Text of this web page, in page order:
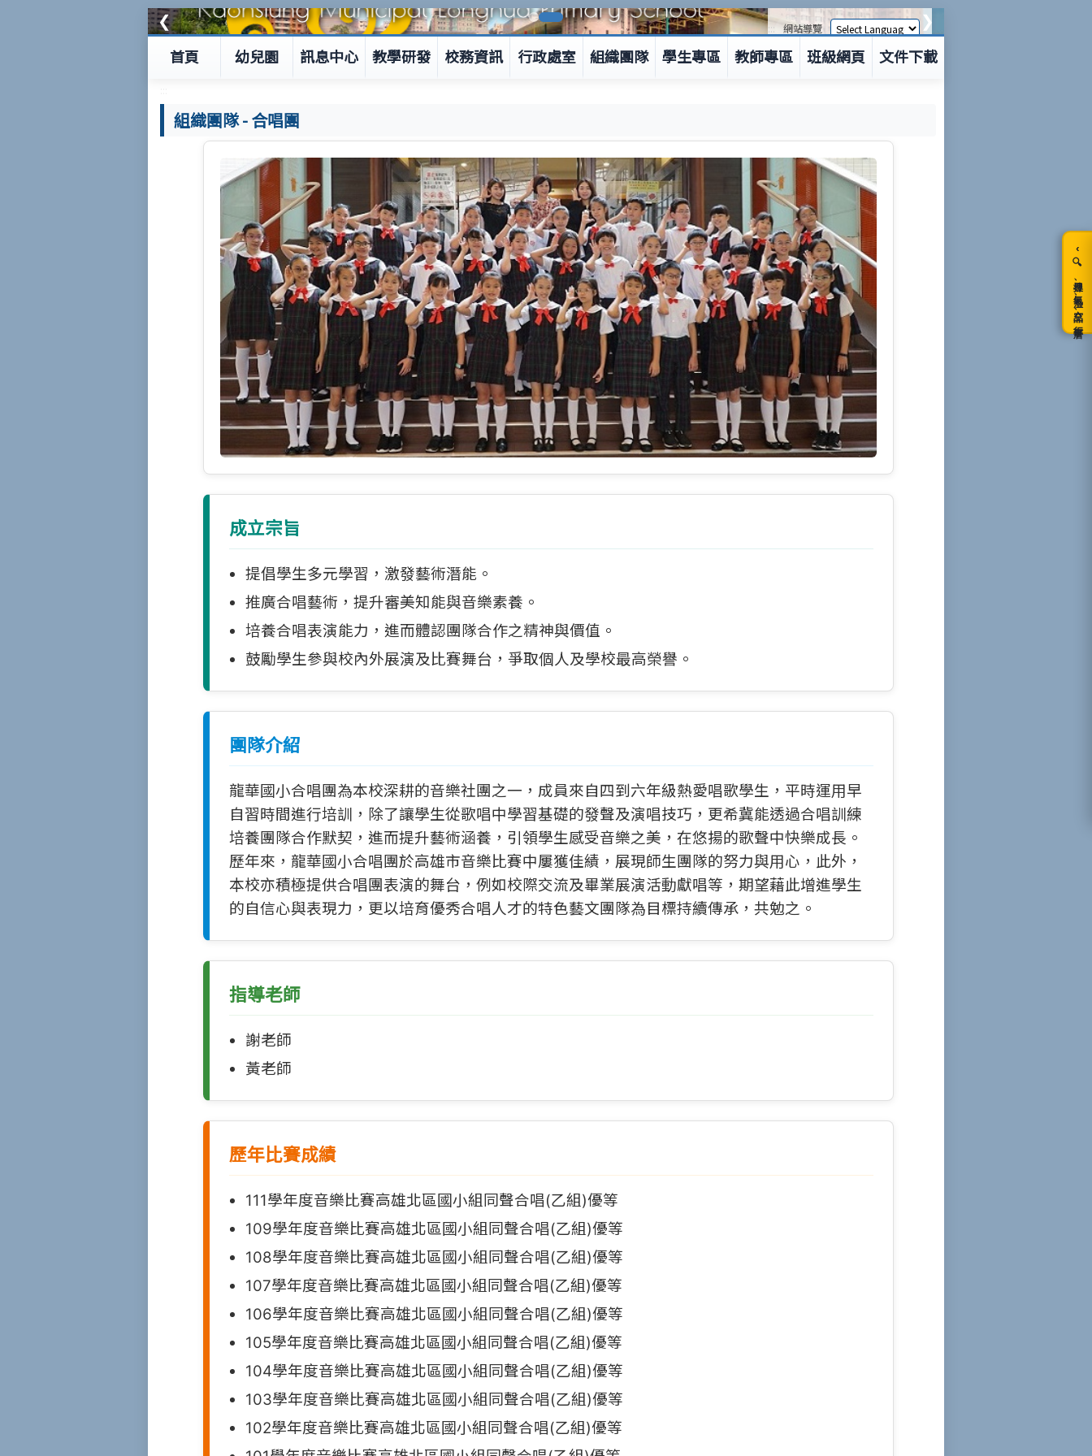
❮ ❯
::: 網站導覽
首頁 幼兒園 訊息中心 教學研發 校務資訊 行政處室 組織團隊 學生專區 教師專區 班級網頁 文件下載
組織團隊-合唱團
成立宗旨
提倡學生多元學習，激發藝術潛能。
推廣合唱藝術，提升審美知能與音樂素養。
培養合唱表演能力，進而體認團隊合作之精神與價值。
鼓勵學生參與校內外展演及比賽舞台，爭取個人及學校最高榮譽。
團隊介紹
龍華國小合唱團為本校深耕的音樂社團之一，成員來自四到六年級熱愛唱歌學生，平時運用早
自習時間進行培訓，除了讓學生從歌唱中學習基礎的發聲及演唱技巧，更希冀能透過合唱訓練
培養團隊合作默契，進而提升藝術涵養，引領學生感受音樂之美，在悠揚的歌聲中快樂成長。
歷年來，龍華國小合唱團於高雄市音樂比賽中屢獲佳績，展現師生團隊的努力與用心，此外，
本校亦積極提供合唱團表演的舞台，例如校際交流及畢業展演活動獻唱等，期望藉此增進學生
的自信心與表現力，更以培育優秀合唱人才的特色藝文團隊為目標持續傳承，共勉之。
指導老師
謝老師
黃老師
歷年比賽成績
111學年度音樂比賽高雄北區國小組同聲合唱(乙組)優等
109學年度音樂比賽高雄北區國小組同聲合唱(乙組)優等
108學年度音樂比賽高雄北區國小組同聲合唱(乙組)優等
107學年度音樂比賽高雄北區國小組同聲合唱(乙組)優等
106學年度音樂比賽高雄北區國小組同聲合唱(乙組)優等
105學年度音樂比賽高雄北區國小組同聲合唱(乙組)優等
104學年度音樂比賽高雄北區國小組同聲合唱(乙組)優等
103學年度音樂比賽高雄北區國小組同聲合唱(乙組)優等
102學年度音樂比賽高雄北區國小組同聲合唱(乙組)優等
‹
🔍搜尋、氣溫、空品、行事曆